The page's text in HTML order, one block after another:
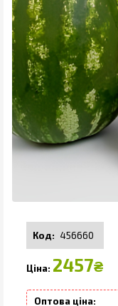
456660
2457₴